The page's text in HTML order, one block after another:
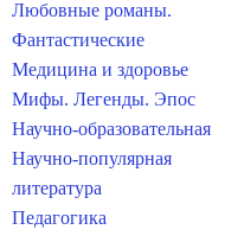
Любовные романы.
Фантастические
Медицина и здоровье
Мифы. Легенды. Эпос
Научно-образовательная
Научно-популярная
литература
Педагогика